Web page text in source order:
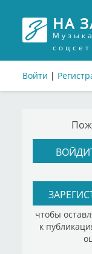
НА
Войти |
чтобы
к